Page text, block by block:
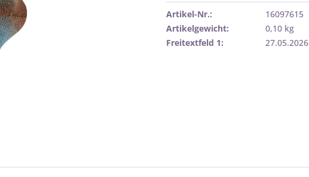
Artikel-Nr.:
16097615
Artikelgewicht:
0,10 kg
Freitextfeld 1:
27.05.2026